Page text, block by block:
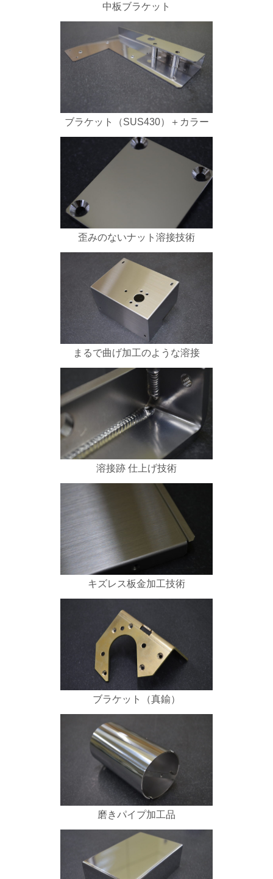
中板ブラケット
ブラケット（SUS430）＋カラー
歪みのないナット溶接技術
まるで曲げ加工のような溶接
溶接跡 仕上げ技術
キズレス板金加工技術
ブラケット（真鍮）
磨きパイプ加工品